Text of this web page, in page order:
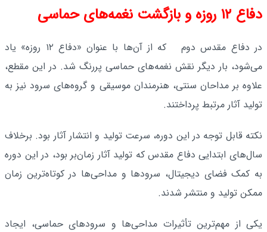
دفاع ۱۲ روزه و بازگشت نغمه‌های حماسی
در دفاع مقدس دوم که از آن‌ها با عنوان «دفاع ۱۲ روزه» یاد
می‌شود، بار دیگر نقش نغمه‌های حماسی پررنگ شد. در این مقطع،
علاوه بر مداحان سنتی، هنرمندان موسیقی و گروه‌های سرود نیز به
تولید آثار مرتبط پرداختند.
نکته قابل توجه در این دوره، سرعت تولید و انتشار آثار بود. برخلاف
سال‌های ابتدایی دفاع مقدس که تولید آثار زمان‌بر بود، در این دوره
به کمک فضای دیجیتال، سرودها و مداحی‌ها در کوتاه‌ترین زمان
ممکن تولید و منتشر شدند.
یکی از مهم‌ترین تأثیرات مداحی‌ها و سرودهای حماسی، ایجاد